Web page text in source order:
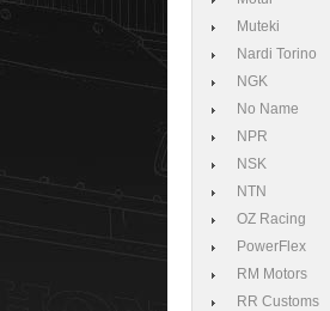
Muteki
Nardi Torino
NGK
No Name
NPR
NSK
NTN
OZ Racing
PowerFlex
RM Motors
RR Customs